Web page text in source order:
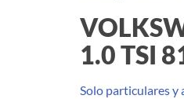
1.0 TSI
Solo particulares y